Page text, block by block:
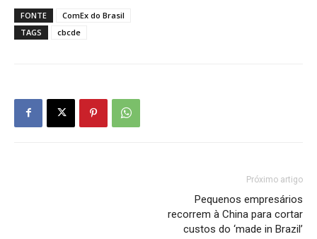
FONTE
ComEx do Brasil
TAGS
cbcde
Próximo artigo
Pequenos empresários
recorrem à China para cortar
custos do ‘made in Brazil’